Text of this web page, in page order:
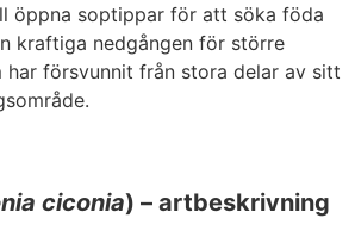
öppna soptippar för att söka föda
kraftiga nedgången för större
har försvunnit från stora delar av sitt
ciconia) – artbeskrivning